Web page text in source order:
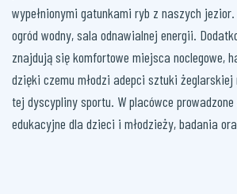
wypełnionymi gatunkami ryb z naszych
ogród wodny, sala odnawialnej energii.
znajdują się komfortowe miejsca noclegowe,
dzięki czemu młodzi adepci sztuki
tej dyscypliny sportu. W placówce
edukacyjne dla dzieci i młodzieży, badania